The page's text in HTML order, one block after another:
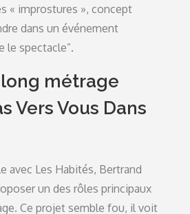
« improstures », concept
dans un événement
le spectacle”.
métrage
Vers Vous Dans
avec Les Habités, Bertrand
un des rôles principaux
Ce projet semble fou, il voit